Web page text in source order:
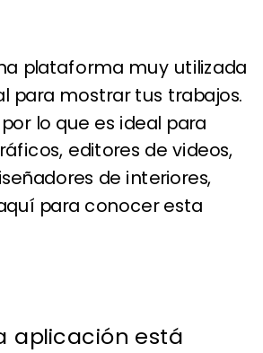
plataforma muy utilizada
para mostrar tus trabajos.
lo que es ideal para
editores de videos,
de interiores,
para conocer esta
aplicación está